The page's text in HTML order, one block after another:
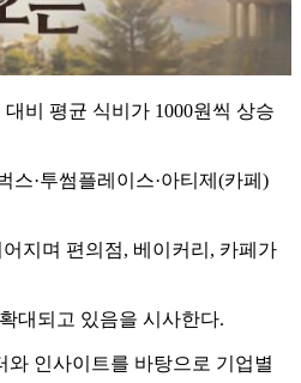
비 평균 식비가 1000원씩 상승
·투썸플레이스·아티제(카페)
지며 편의점, 베이커리, 카페가
대되고 있음을 시사한다.
인사이트를 바탕으로 기업별